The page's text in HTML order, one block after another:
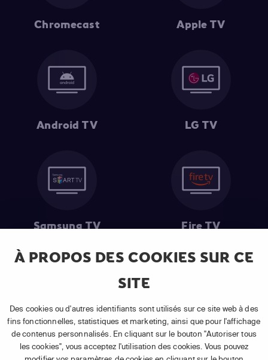
À PROPOS DES COOKIES SUR CE
SITE
Des cookies ou d'autres identifiants sont utilisés sur ce site web à des
fins fonctionnelles, statistiques et marketing, ainsi que pour l'affichage
de contenus personnalisés. En cliquant sur le bouton "Autoriser tous
les cookies", vous acceptez l'utilisation des cookies. Vous pouvez
Chromecast Apple TV
Android TV LG TV
Samsung TV Fire TV
souscription à un abonnement APP TV Basic.
(2) Prix de l'abonnement : TVA comprise, hors promotion, hors frais
uniques d'activation, hors frais de matériel et hors frais d'installation.
(3) Restart & Replay:Voir toutes les chaînes disposant de cette
fonctionnalité.